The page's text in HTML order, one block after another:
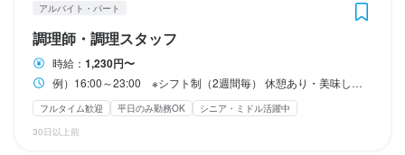
アルバイト・パート
調理師・調理スタッフ
時給： 1,230円〜
例）16:00～23:00 ※シフト制（2週間毎） 休憩あり・美味しいまかない付き
フルタイム歓迎 平日のみ勤務OK
シニア・ミドル活躍中
30日以上前
ブランクOK
駅チカ(徒歩5分以内)
仕事内容
●ホールスタッフ 　　●店長候補　　●女将候補
特徴
学歴不問 未経験者歓迎 フリーター歓迎
ブランクOK
駅チカ(徒歩5分以内)
仕事内容
主婦・主夫歓迎
シニア・ミドル活躍中
仕事内容